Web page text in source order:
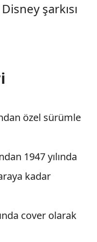
şarkısı
özel sürümle
1947 yılında
kadar
cover olarak